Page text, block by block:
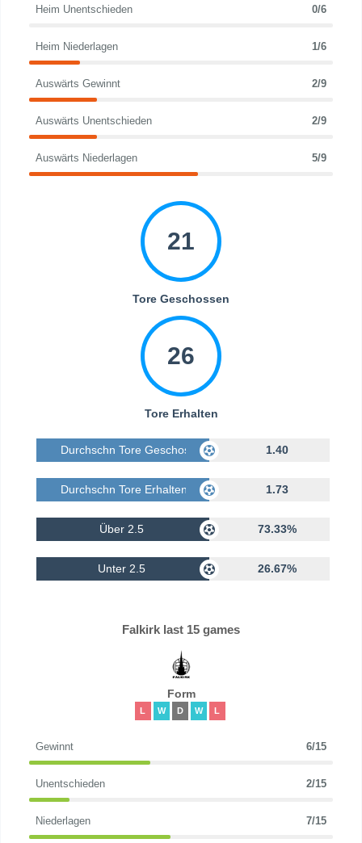
Heim Unentschieden 0/6
Heim Niederlagen 1/6
Auswärts Gewinnt 2/9
Auswärts Unentschieden 2/9
Auswärts Niederlagen 5/9
21
Tore Geschossen
26
Tore Erhalten
Durchschn Tore Geschossen 1.40
Durchschn Tore Erhalten 1.73
Über 2.5 73.33%
Unter 2.5 26.67%
Falkirk last 15 games
Form
L W D W L
Gewinnt 6/15
Unentschieden 2/15
Niederlagen 7/15